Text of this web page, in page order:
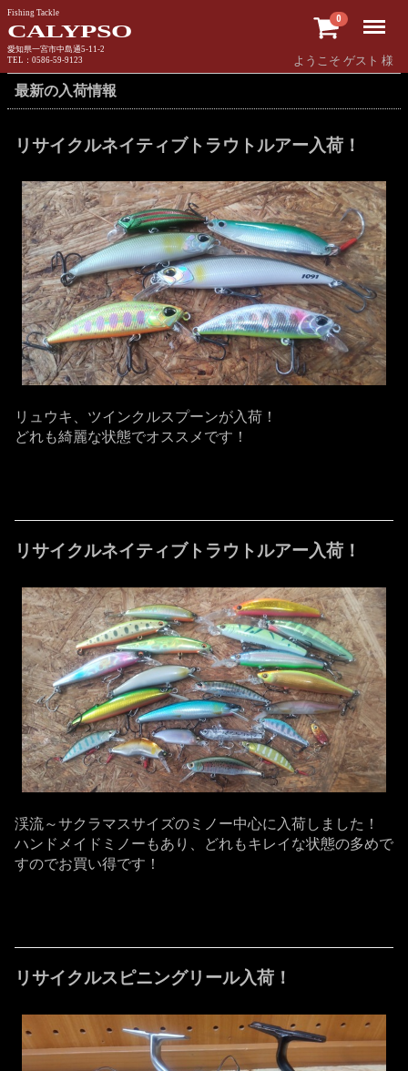
Fishing Tackle
CALYPSO
愛知県一宮市中島通5-11-2
TEL：0586-59-9123
0
ようこそ ゲスト 様
Menu
最新の入荷情報
リサイクルネイティブトラウトルアー入荷！
リュウキ、ツインクルスプーンが入荷！
どれも綺麗な状態でオススメです！
リサイクルネイティブトラウトルアー入荷！
渓流～サクラマスサイズのミノー中心に入荷しました！
ハンドメイドミノーもあり、どれもキレイな状態の多めで
すのでお買い得です！
リサイクルスピニングリール入荷！